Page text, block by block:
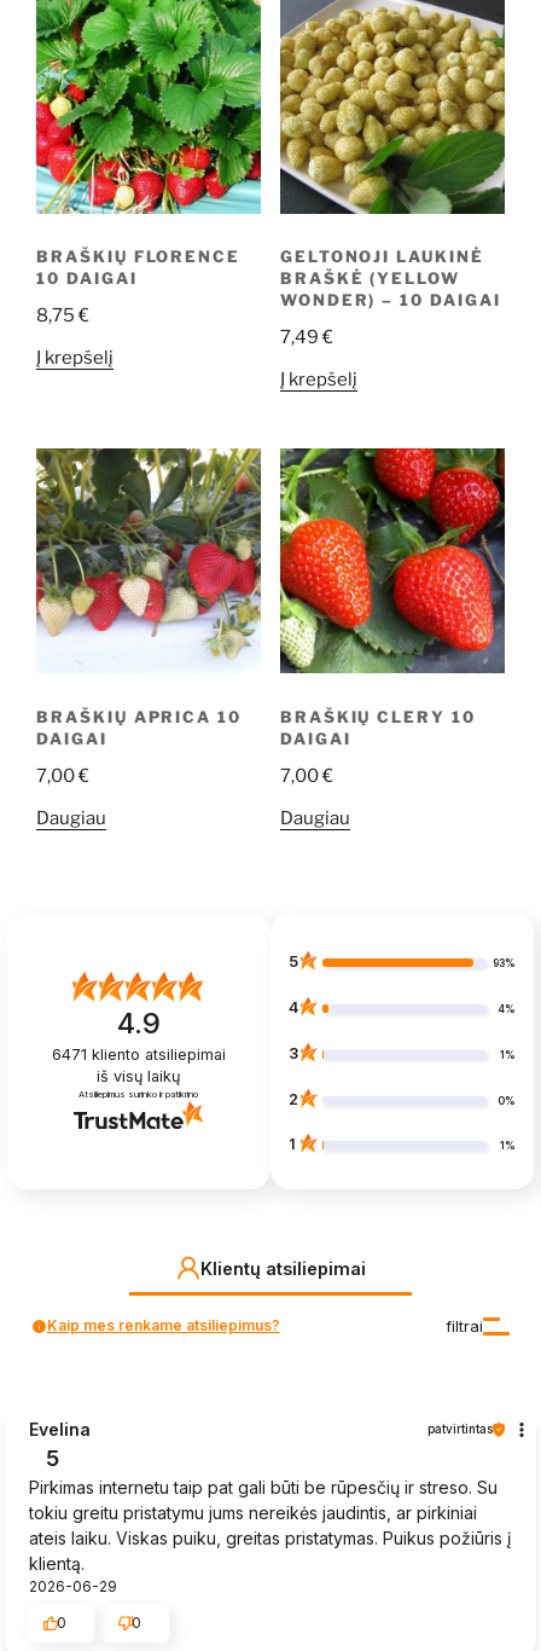
BRAŠKIŲ FLORENCE
10 DAIGAI
8,75€
Į krepšelį
GELTONOJI LAUKINĖ
BRAŠKĖ (YELLOW
WONDER) – 10 DAIGAI
7,49€
Į krepšelį
BRAŠKIŲ APRICA 10
DAIGAI
7,00€
Daugiau
BRAŠKIŲ CLERY 10
DAIGAI
7,00€
Daugiau
4.9
6471 kliento atsiliepimai
iš visų laikų
Atsiliepimus surinko ir patikrino
5 93%
4 4%
3 1%
2 0%
1 1%
Klientų atsiliepimai
filtrai
Kaip mes renkame atsiliepimus?
Evelina patvirtintas
5
Pirkimas internetu taip pat gali būti be rūpesčių ir streso. Su
tokiu greitu pristatymu jums nereikės jaudintis, ar pirkiniai
ateis laiku. Viskas puiku, greitas pristatymas. Puikus požiūris į
klientą.
2026-06-29
0
0